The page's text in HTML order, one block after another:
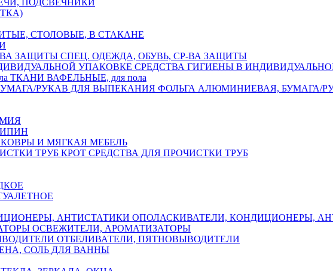
ПОДСВЕЧНИКИ
СТОЛОВЫЕ, В СТАКАНЕ
СПЕЦ. ОДЕЖДА, ОБУВЬ, СР-ВА ЗАЩИТЫ
СРЕДСТВА ГИГИЕНЫ В
ТКАНИ ВАФЕЛЬНЫЕ, для пола
ФОЛЬГА АЛЮМИНИЕВАЯ, БУМАГА/
КОВРЫ И МЯГКАЯ МЕБЕЛЬ
КРОТ СРЕДСТВА ДЛЯ ПРОЧИСТКИ ТРУБ
ОПОЛАСКИВАТЕЛИ, КОНДИЦИОНЕРЫ,
ОСВЕЖИТЕЛИ, АРОМАТИЗАТОРЫ
ОТБЕЛИВАТЕЛИ, ПЯТНОВЫВОДИТЕЛИ
СОЛЬ ДЛЯ ВАННЫ